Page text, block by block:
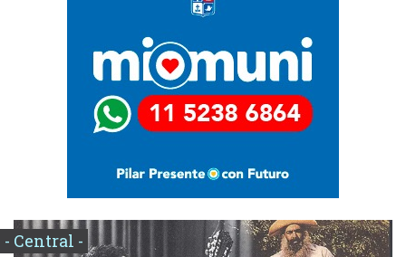
- Central -